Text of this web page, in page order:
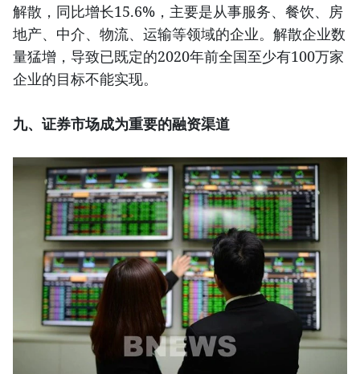
解散，同比增长15.6%，主要是从事服务、餐饮、房
地产、中介、物流、运输等领域的企业。解散企业数
量猛增，导致已既定的2020年前全国至少有100万家
企业的目标不能实现。
九、证券市场成为重要的融资渠道